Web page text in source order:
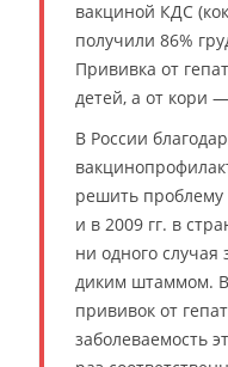
вакциной КДС
получили 86%
Прививка от
детей, а от кори
В России
решить
и в 2009 гг. в
ни одного случая
диким штаммом.
прививок от
заболеваемость